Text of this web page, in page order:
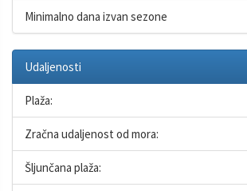
Minimalno dana izvan sezone
Udaljenosti
Plaža:
Zračna udaljenost od mora:
Šljunčana plaža: